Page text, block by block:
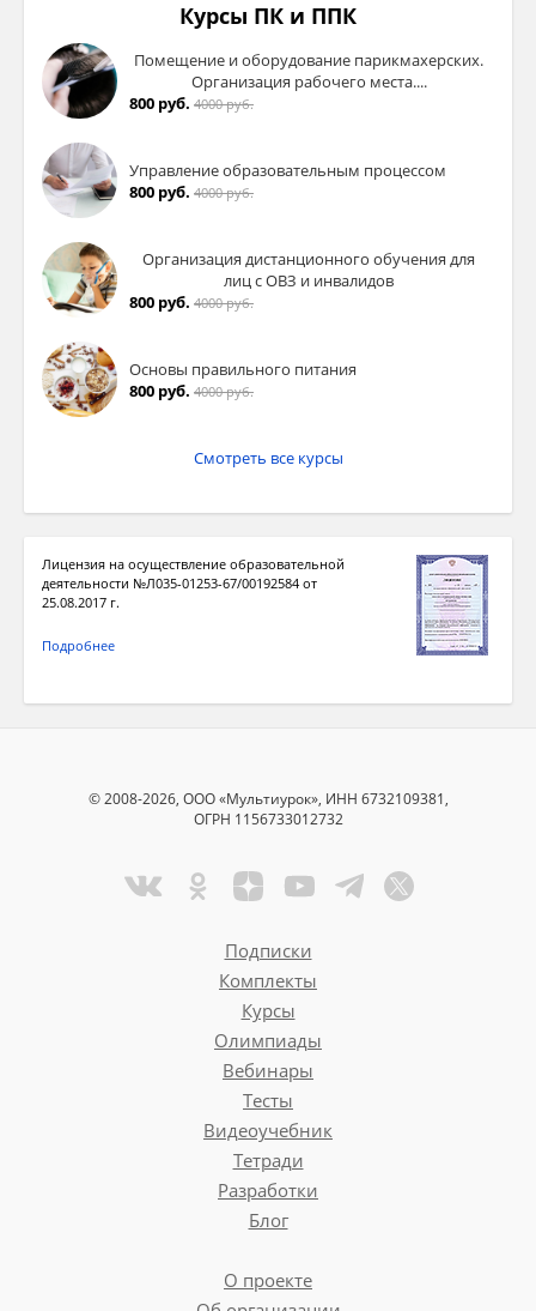
Курсы ПК и ППК
Помещение и оборудование парикмахерских.
Организация рабочего места....
800 руб. 4000 руб.
Управление образовательным процессом
800 руб. 4000 руб.
Организация дистанционного обучения для
лиц с ОВЗ и инвалидов
800 руб. 4000 руб.
Основы правильного питания
800 руб. 4000 руб.
Смотреть все курсы
Лицензия на осуществление образовательной
деятельности №Л035-01253-67/00192584 от
25.08.2017 г.
Подробнее
© 2008-2026, ООО «Мультиурок», ИНН 6732109381,
ОГРН 1156733012732
Подписки
Комплекты
Курсы
Олимпиады
Вебинары
Тесты
Видеоучебник
Тетради
Разработки
Блог
О проекте